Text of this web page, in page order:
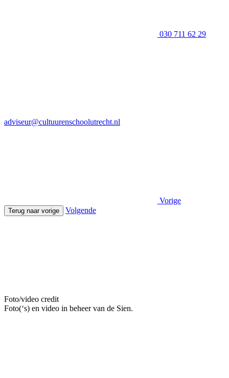
030 711 62 29
adviseur@cultuurenschoolutrecht.nl
Vorige
Terug naar vorige Volgende
Foto/video credit
Foto(‘s) en video in beheer van de Sien.